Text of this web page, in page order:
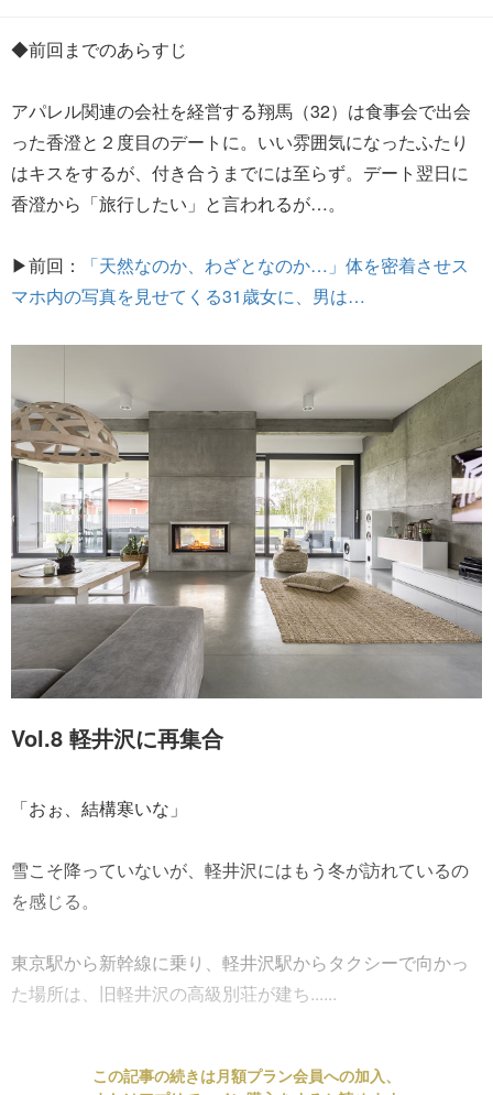
◆前回までのあらすじ
アパレル関連の会社を経営する翔馬（32）は食事会で出会
った香澄と２度目のデートに。いい雰囲気になったふたり
はキスをするが、付き合うまでには至らず。デート翌日に
香澄から「旅行したい」と言われるが…。
▶前回：
「天然なのか、わざとなのか…」体を密着させス
マホ内の写真を見せてくる31歳女に、男は…
Vol.8 軽井沢に再集合
「おぉ、結構寒いな」
雪こそ降っていないが、軽井沢にはもう冬が訪れているの
を感じる。
東京駅から新幹線に乗り、軽井沢駅からタクシーで向かっ
た場所は、旧軽井沢の高級別荘が建ち......
この記事の続きは月額プラン会員への加入、